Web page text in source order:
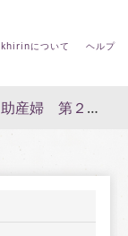
khirinについて ヘルプ
助産婦 第２９巻第１号